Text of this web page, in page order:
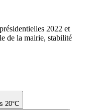
20°C
2022 et
de la mairie, stabilité